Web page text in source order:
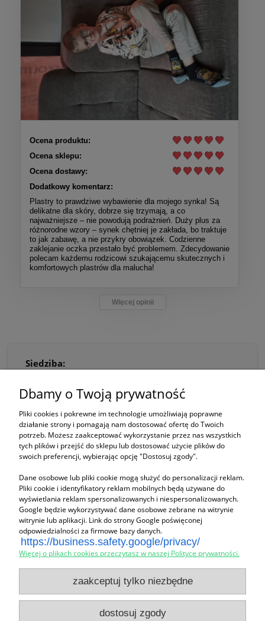
Ocena produktu:
Ocena sklepu:
Ocena dostawy:
Dodatkowy komentarz:
Plastry to prawdziwe wybawienie dla mojego synka! Są
delikatne dla skóry, dobrze się trzymają, a co
najważniejsze – nie powodują podrażnień. Duży plus za
różnorodne wzory – synek chętniej je zakłada, bo traktuje
to jak zabawę, a nie przykry obowiązek. Codzienne
zaklejanie oczka przestało być problemem. Zdecydowanie
polecam każdemu rodzicowi szukającemu skutecznych i
komfortowych plastrów dla malucha!
Więcej opinii
Siedziba:
ul. Popowicka 82/3
54-237 Wrocław, woj. dolnośląskie
Korespondencja:
ul. Skrzydlata 13
51-180 Szymanów, woj. dolnośląskie
Kontakt:
Email:zn_mt@wp.pl
Firma:
NIP:759-104-90-29
REGON:021373584
Zakupy
Pomoc
Moje konto
Dbamy o Twoją prywatność
Pliki cookies i pokrewne im technologie umożliwiają poprawne
działanie strony i pomagają nam dostosować ofertę do Twoich
potrzeb. Możesz zaakceptować wykorzystanie przez nas wszystkich
tych plików i przejść do sklepu lub dostosować użycie plików do
swoich preferencji, wybierając opcję "Dostosuj zgody".
Dane osobowe lub pliki cookie mogą służyć do personalizacji reklam.
Pliki cookie i identyfikatory reklam mobilnych będą używane do
wyświetlania reklam spersonalizowanych i niespersonalizowanych.
Google będzie wykorzystywać dane osobowe zebrane na witrynie
witrynie lub aplikacji. Link do strony Google poświęconej
odpowiedzialności za firmowe bazy danych.
https://business.safety.google/privacy/
Więcej o plikach cookies przeczytasz w naszej Polityce prywatności.
zaakceptuj tylko niezbędne
dostosuj zgody